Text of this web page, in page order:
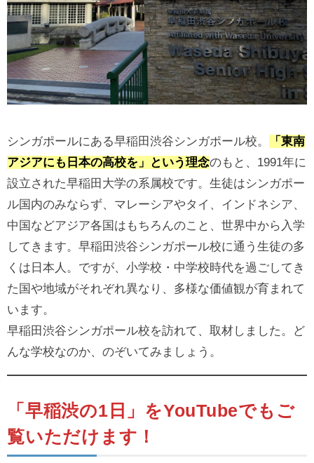
シンガポールにある早稲田渋谷シンガポール校。
「東南
アジアにも日本の高校を」という理念のもと、1991年に
設立された早稲田大学の系属校です。生徒はシンガポー
ル国内のみならず、マレーシアやタイ、インドネシア、
中国などアジア各国はもちろんのこと、世界中から入学
してきます。早稲田渋谷シンガポール校に通う生徒の多
くは日本人。ですが、小学校・中学校時代を過ごしてき
た国や地域がそれぞれ異なり、多様な価値観が育まれて
います。
早稲田渋谷シンガポール校を訪れて、取材しました。ど
んな学校なのか、のぞいてみましょう。
「早稲渋の1日」をYouTubeでもご
覧いただけます！